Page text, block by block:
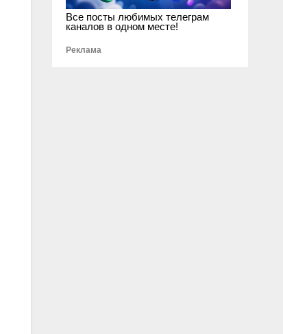
Все посты любимых телеграм
каналов в одном месте!
Реклама